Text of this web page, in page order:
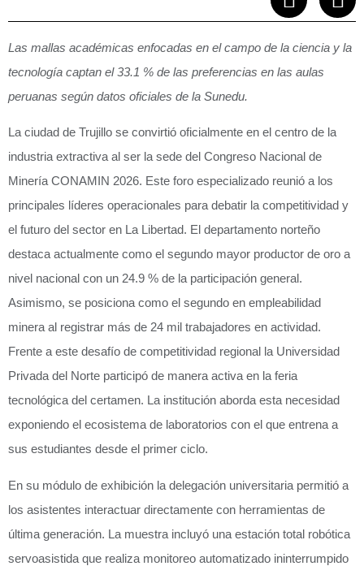
Las mallas académicas enfocadas en el campo de la ciencia y la
tecnología captan el 33.1 % de las preferencias en las aulas
peruanas según datos oficiales de la Sunedu.
La ciudad de Trujillo se convirtió oficialmente en el centro de la
industria extractiva al ser la sede del Congreso Nacional de
Minería CONAMIN 2026. Este foro especializado reunió a los
principales líderes operacionales para debatir la competitividad y
el futuro del sector en La Libertad. El departamento norteño
destaca actualmente como el segundo mayor productor de oro a
nivel nacional con un 24.9 % de la participación general.
Asimismo, se posiciona como el segundo en empleabilidad
minera al registrar más de 24 mil trabajadores en actividad.
Frente a este desafío de competitividad regional la Universidad
Privada del Norte participó de manera activa en la feria
tecnológica del certamen. La institución aborda esta necesidad
exponiendo el ecosistema de laboratorios con el que entrena a
sus estudiantes desde el primer ciclo.
En su módulo de exhibición la delegación universitaria permitió a
los asistentes interactuar directamente con herramientas de
última generación. La muestra incluyó una estación total robótica
servoasistida que realiza monitoreo automatizado ininterrumpido